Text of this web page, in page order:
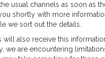
usual channels as soon as
shortly with more
we sort out the details.
will also receive this
we are encountering